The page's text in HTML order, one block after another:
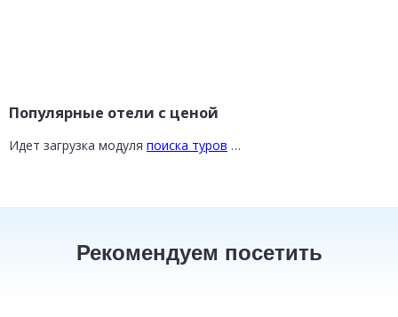
Популярные отели с ценой
Идет загрузка модуля поиска туров …
Рекомендуем посетить